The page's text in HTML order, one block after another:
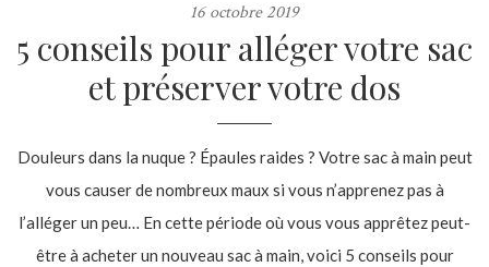
16 octobre 2019
5 conseils pour alléger votre sac
et préserver votre dos
Douleurs dans la nuque ? Épaules raides ? Votre sac à main peut
vous causer de nombreux maux si vous n’apprenez pas à
l’alléger un peu… En cette période où vous vous apprêtez peut-
être à acheter un nouveau sac à main, voici 5 conseils pour